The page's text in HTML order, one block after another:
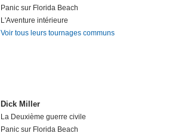
Panic sur Florida Beach
L'Aventure intérieure
Voir tous leurs tournages communs
Dick Miller
La Deuxième guerre civile
Panic sur Florida Beach